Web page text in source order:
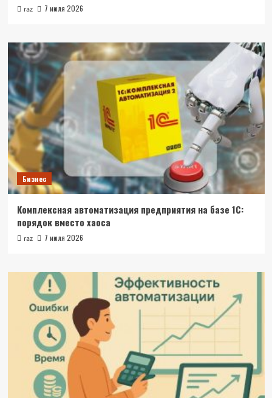
raz 7 июля 2026
Бизнес
Комплексная автоматизация предприятия на базе 1С:
порядок вместо хаоса
raz 7 июля 2026